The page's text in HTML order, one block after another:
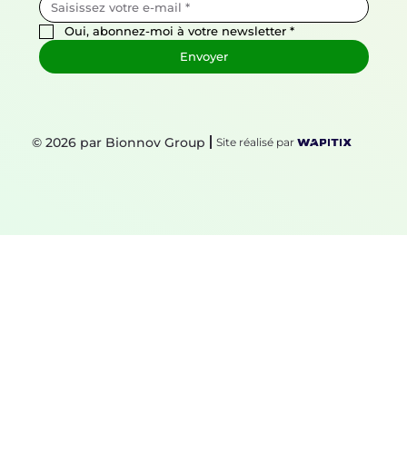
© 2026 par Bionnov Group Site réalisé par
Oui, abonnez-moi à votre newsletter *
Envoyer